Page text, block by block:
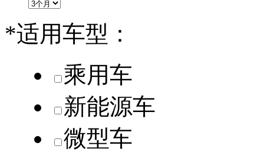
*适用车型：
乘用车
新能源车
微型车